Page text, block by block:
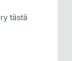
tästä